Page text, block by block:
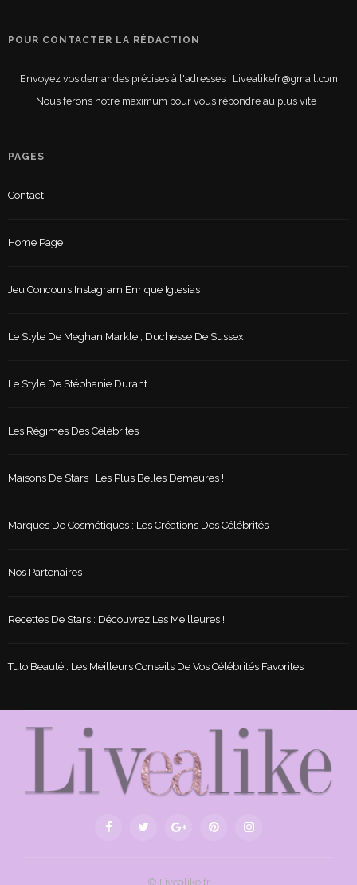
POUR CONTACTER LA RÉDACTION
Envoyez vos demandes précises à l'adresses : Livealikefr@gmail.com
Nous ferons notre maximum pour vous répondre au plus vite !
PAGES
Contact
Home Page
Jeu Concours Instagram Enrique Iglesias
Le Style De Meghan Markle , Duchesse De Sussex
Le Style De Stéphanie Durant
Les Régimes Des Célébrités
Maisons De Stars : Les Plus Belles Demeures !
Marques De Cosmétiques : Les Créations Des Célébrités
Nos Partenaires
Recettes De Stars : Découvrez Les Meilleures !
Tuto Beauté : Les Meilleurs Conseils De Vos Célébrités Favorites
© Livealike.fr